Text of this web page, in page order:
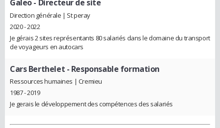
Galeo- Directeur de site
Direction générale | St peray
2020 - 2022
Je gérais 2 sites représentants 80 salariés dans le domaine du transport
de voyageurs en autocars
Cars Berthelet - Responsable formation
Ressources humaines | Cremieu
1987 - 2019
Je gerais le développement des compétences des salariés